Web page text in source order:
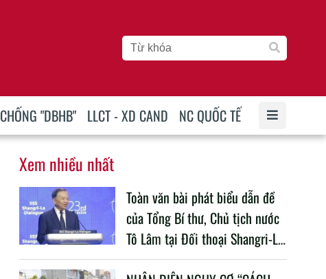
CHỐNG "DBHB" LLCT - XD CAND NC QUỐC TẾ
Xem nhiều nhất
Toàn văn bài phát biểu dẫn đề
của Tổng Bí thư, Chủ tịch nước
Tô Lâm tại Đối thoại Shangri-La
lần thứ 23